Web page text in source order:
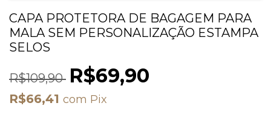
CAPA PROTETORA DE BAGAGEM PARA
MALA SEM PERSONALIZAÇÃO ESTAMPA
SELOS
R$109,90 R$69,90
R$66,41 com Pix